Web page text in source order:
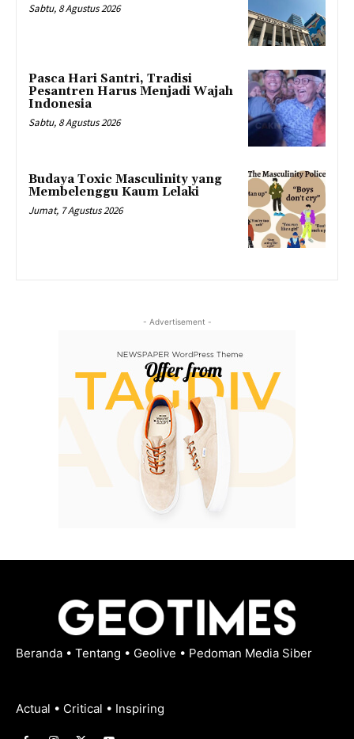
Sabtu, 8 Agustus 2026
Pasca Hari Santri, Tradisi
Pesantren Harus Menjadi Wajah
Indonesia
Sabtu, 8 Agustus 2026
Budaya Toxic Masculinity yang
Membelenggu Kaum Lelaki
Jumat, 7 Agustus 2026
- Advertisement -
Beranda • Tentang • Geolive • Pedoman Media Siber
Actual • Critical • Inspiring